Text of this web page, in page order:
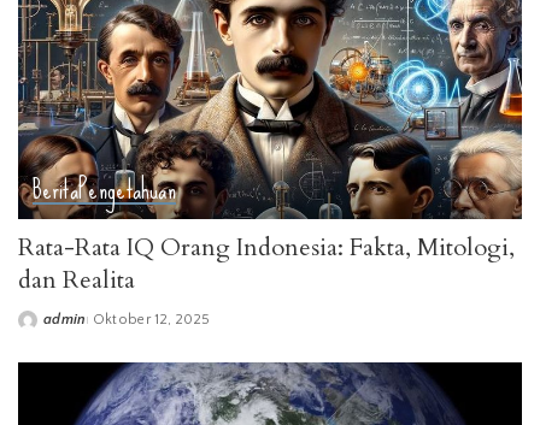
BeritaPengetahuan
Rata-Rata IQ Orang Indonesia: Fakta, Mitologi,
dan Realita
Posted
admin Oktober 12, 2025